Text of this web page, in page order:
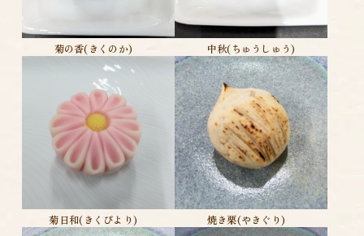
菊の香(きくのか) 中秋(ちゅうしゅう)
菊日和(きくびより) 焼き栗(やきぐり)